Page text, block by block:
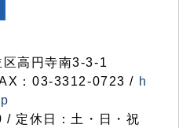
高円寺南3-3-1
：03-3312-0723 / h
定休日：土・日・祝